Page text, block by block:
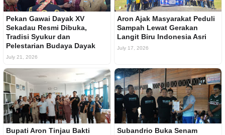
Pekan Gawai Dayak XV
Sekadau Resmi Dibuka,
Tradisi Syukur dan
Pelestarian Budaya Dayak
July 21, 2026
Aron Ajak Masyarakat Peduli
Sampah Lewat Gerakan
Langit Biru Indonesia Asri
July 17, 2026
Bupati Aron Tinjau Bakti
Subandrio Buka Senam